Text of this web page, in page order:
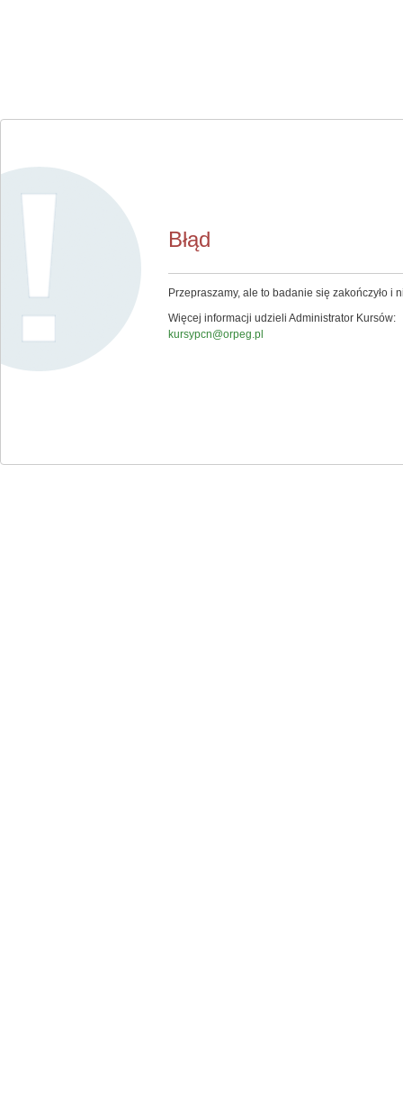
Błąd
Przepraszamy, ale to badanie się zakończyło i
Więcej informacji udzieli Administrator Kursów:
kursypcn@orpeg.pl